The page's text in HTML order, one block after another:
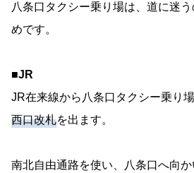
八条口タクシー乗り場は、道に迷
めです。
■JR
JR在来線から八条口タクシー乗り
西口改札を出ます。
南北自由通路を使い、八条口へ向か